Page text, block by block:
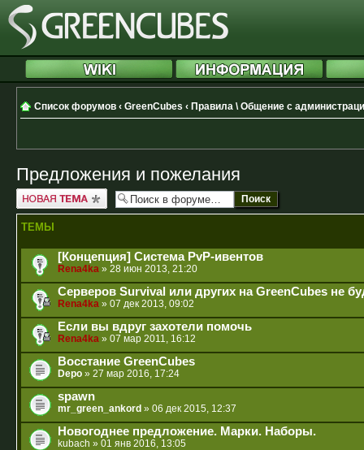
Список форумов ‹ GreenCubes ‹ Правила \ Общение с
Предложения и пожелания
Новая тема
ТЕМЫ
[Концепция] Система PvP-ивентов
Rena4ka » 28 июн 2013, 21:20
Серверов Survival или других на GreenCubes не
Rena4ka » 07 дек 2013, 09:02
Если вы вдруг захотели помочь
Rena4ka » 07 мар 2011, 16:12
Восстание GreenCubes
Depo » 27 мар 2016, 17:24
spawn
mr_green_ankord » 06 дек 2015, 12:37
Новогоднее предложение. Марки. Наборы.
kubach » 01 янв 2016, 13:05